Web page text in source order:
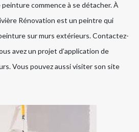
commence à se détacher. À
Rénovation est un peintre qui
sur murs extérieurs. Contactez-
avez un projet d’application de
Vous pouvez aussi visiter son site